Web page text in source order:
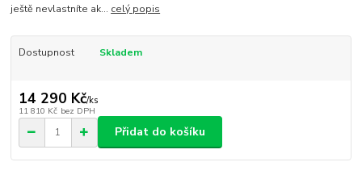
ještě nevlastníte ak... celý popis
Dostupnost Skladem
14 290 Kč/ks
11 810 Kč bez DPH
Přidat do košíku